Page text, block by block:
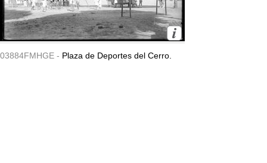
03884FMHGE - Plaza de Deportes del Cerro.